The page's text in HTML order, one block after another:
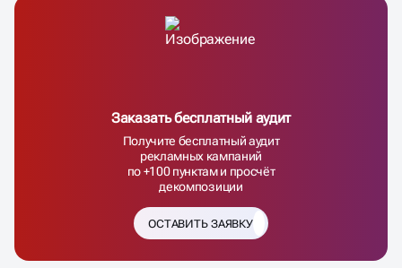
Заказать бесплатный аудит
Получите бесплатный аудит
рекламных кампаний
по +100 пунктам и просчёт
декомпозиции
ОСТАВИТЬ ЗАЯВКУ